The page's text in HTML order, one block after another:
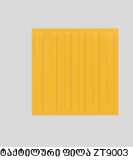
ტაქტილური ფილა ZT9003